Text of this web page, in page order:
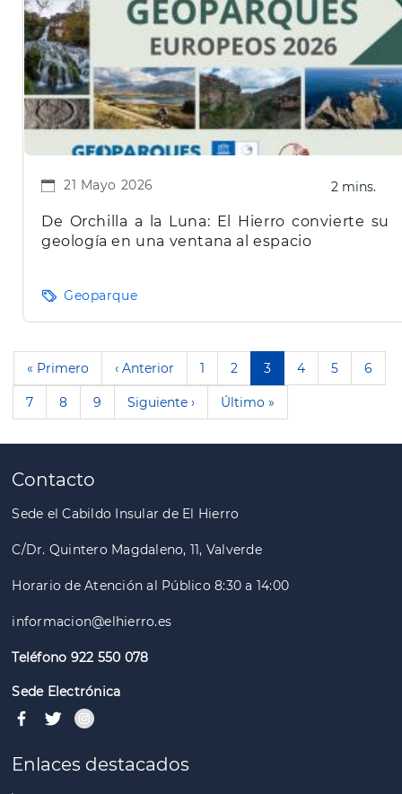
21 Mayo 2026 2 mins.
De Orchilla a la Luna: El Hierro convierte su
geología en una ventana al espacio
Geoparque
Paginación
Primera
página
« Primero
Página
anterior
‹ Anterior Page
1 Page
2
Página
actual
3 Page
4 Page
5 Page
6
Page
7 Page
8 Page
9
Siguiente
página
Siguiente ›
Última
página
Último »
Contacto
Sede el Cabildo Insular de El Hierro
C/Dr. Quintero Magdaleno, 11, Valverde
Horario de Atención al Público 8:30 a 14:00
informacion@elhierro.es
Teléfono 922 550 078
Sede Electrónica
Enlaces destacados